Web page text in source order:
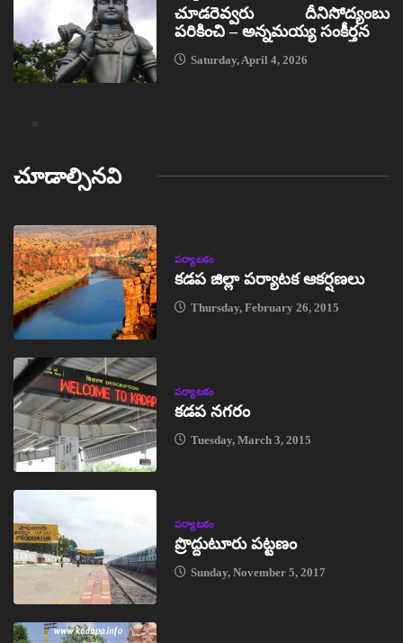
చూడరెవ్వరు దీనిసోద్యంబు
పరికించి – అన్నమయ్య సంకీర్తన
Saturday, April 4, 2026
చూడాల్సినవి
పర్యాటకం
కడప జిల్లా పర్యాటక ఆకర్షణలు
Thursday, February 26, 2015
పర్యాటకం
కడప నగరం
Tuesday, March 3, 2015
పర్యాటకం
ప్రొద్దుటూరు పట్టణం
Sunday, November 5, 2017